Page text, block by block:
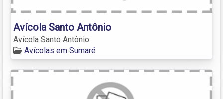
Avícola Santo Antônio
Avícola Santo Antônio
Avícolas em Sumaré